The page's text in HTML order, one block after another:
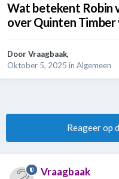
Wat betekent Robin
over Quinten Timber
DoorVraagbaak,
Oktober 5, 2025 in Algemeen
Reageer op
Vraagbaak